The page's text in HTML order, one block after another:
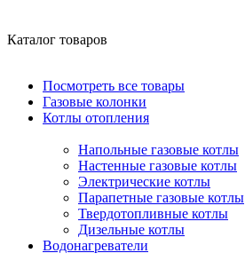
Каталог товаров
Посмотреть все товары
Газовые колонки
Котлы отопления
Напольные газовые котлы
Настенные газовые котлы
Электрические котлы
Парапетные газовые котлы
Твердотопливные котлы
Дизельные котлы
Водонагреватели